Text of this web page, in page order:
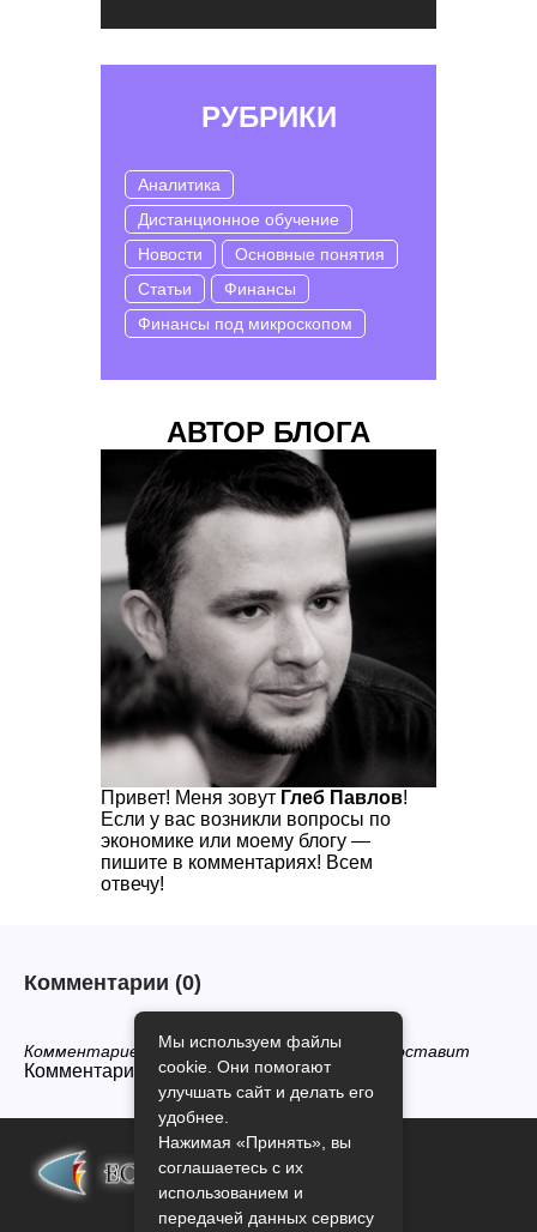
РУБРИКИ
Аналитика
Дистанционное обучение
Новости
Основные понятия
Статьи
Финансы
Финансы под микроскопом
АВТОР БЛОГА
Привет! Меня зовут Глеб Павлов!
Если у вас возникли вопросы по
экономике или моему блогу —
пишите в комментариях! Всем
отвечу!
Комментарии (0)
Комментариев нет, будьте первым кто его оставит
Комментарии закрыты.
Мы используем файлы
cookie. Они помогают
улучшать сайт и делать его
удобнее.
Нажимая «Принять», вы
соглашаетесь с их
использованием и
передачей данных сервису